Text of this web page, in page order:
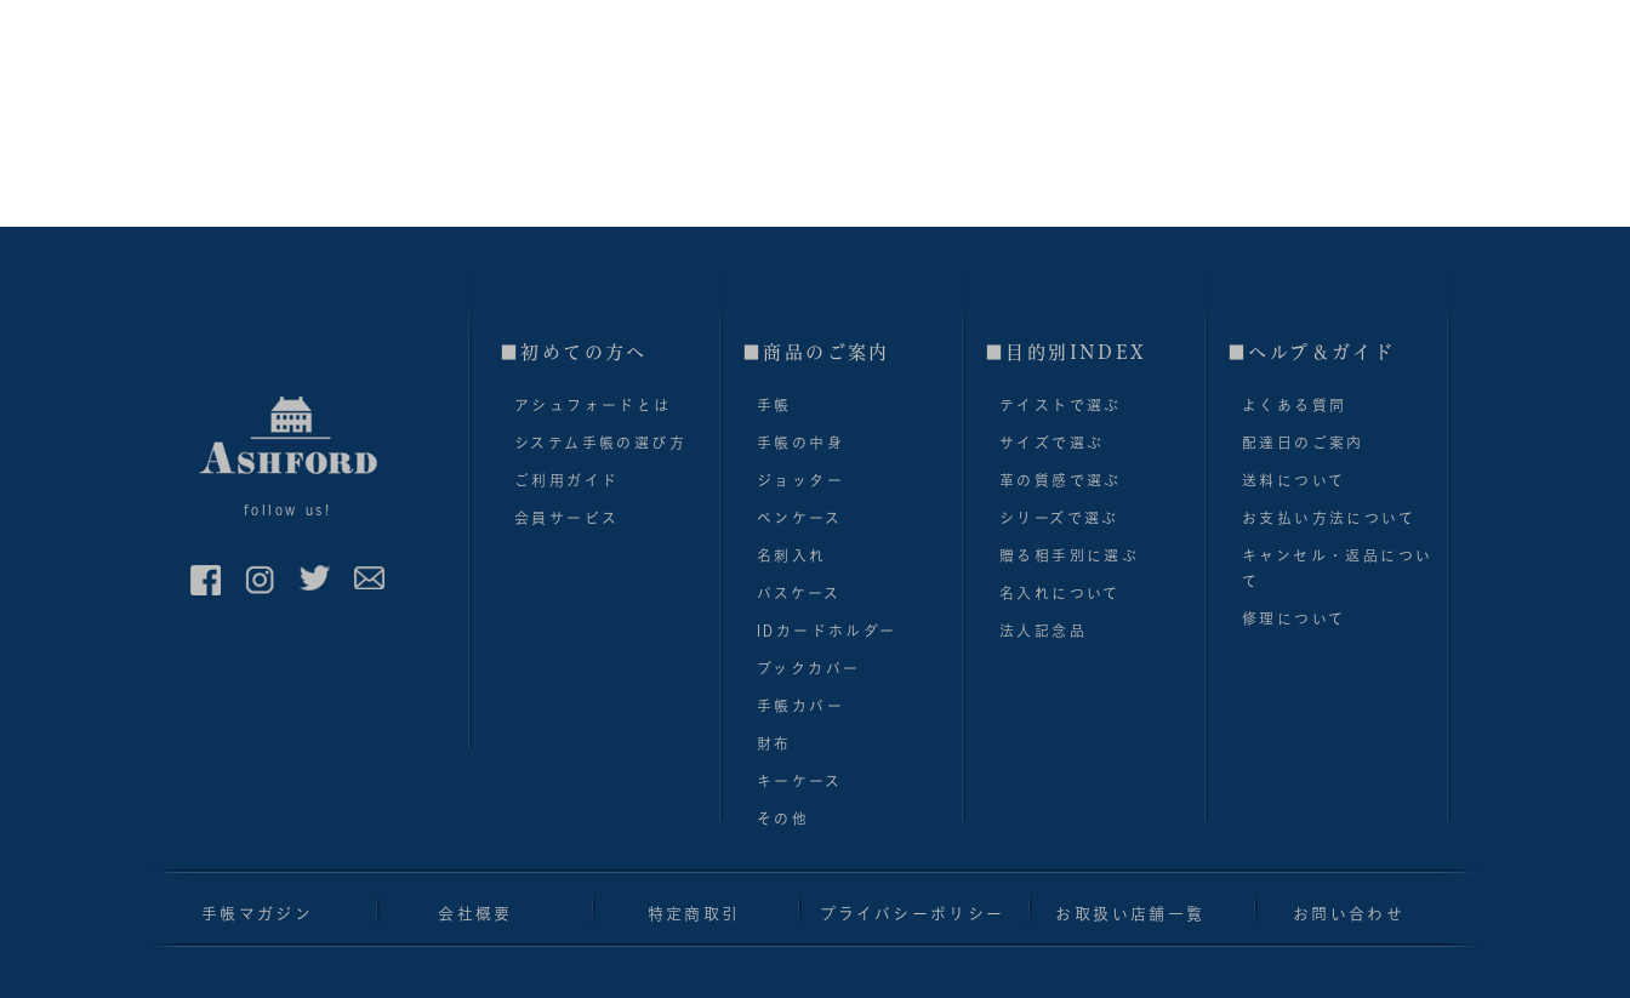
follow us!
■初めての方へ
アシュフォードとは
システム手帳の選び方
ご利用ガイド
会員サービス
■商品のご案内
手帳
手帳の中身
ジョッター
ペンケース
名刺入れ
パスケース
IDカードホルダー
ブックカバー
手帳カバー
財布
キーケース
その他
■目的別INDEX
テイストで選ぶ
サイズで選ぶ
革の質感で選ぶ
シリーズで選ぶ
贈る相手別に選ぶ
名入れについて
法人記念品
■へルプ＆ガイド
よくある質問
配達日のご案内
送料について
お支払い方法について
キャンセル・返品につい
て
修理について
手帳マガジン 会社概要 特定商取引 プライバシーポリシー お取扱い店舗一覧 お問い合わせ